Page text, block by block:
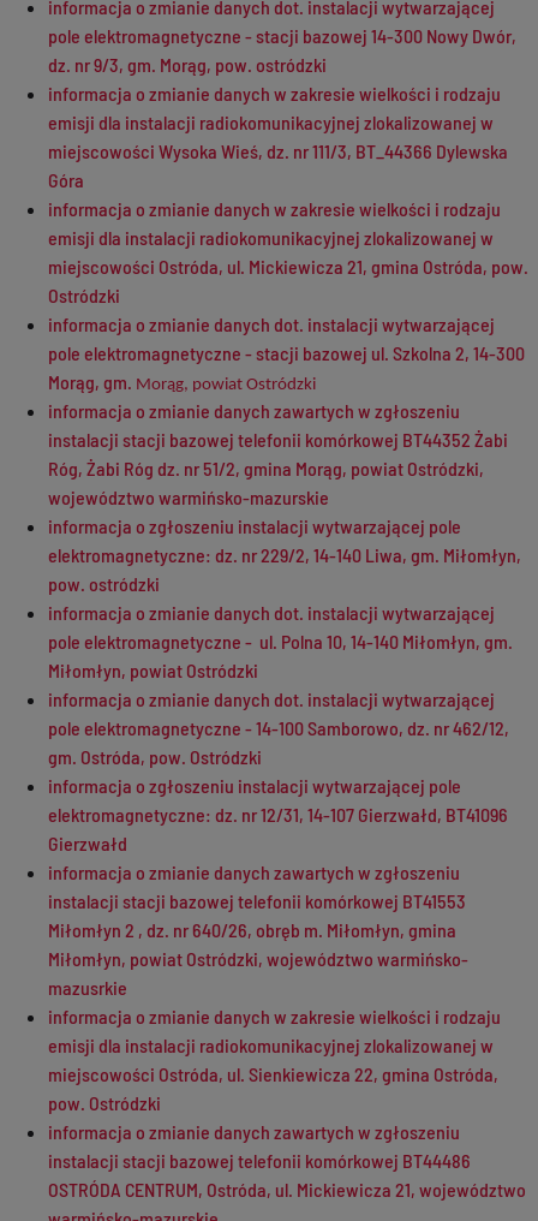
informacja o zmianie danych dot. instalacji wytwarzającej
pole elektromagnetyczne - stacji bazowej 14-300 Nowy Dwór,
dz. nr 9/3, gm. Morąg, pow. ostródzki
informacja o zmianie danych w zakresie wielkości i rodzaju
emisji dla instalacji radiokomunikacyjnej zlokalizowanej w
miejscowości Wysoka Wieś, dz. nr 111/3, BT_44366 Dylewska
Góra
informacja o zmianie danych w zakresie wielkości i rodzaju
emisji dla instalacji radiokomunikacyjnej zlokalizowanej w
miejscowości Ostróda, ul. Mickiewicza 21, gmina Ostróda, pow.
Ostródzki
informacja o zmianie danych dot. instalacji wytwarzającej
pole elektromagnetyczne - stacji bazowej ul. Szkolna 2, 14-300
Morąg, gm. Morąg, powiat Ostródzki
informacja o zmianie danych zawartych w zgłoszeniu
instalacji stacji bazowej telefonii komórkowej BT44352 Żabi
Róg, Żabi Róg dz. nr 51/2, gmina Morąg, powiat Ostródzki,
województwo warmińsko-mazurskie
informacja o zgłoszeniu instalacji wytwarzającej pole
elektromagnetyczne: dz. nr 229/2, 14-140 Liwa, gm. Miłomłyn,
pow. ostródzki
informacja o zmianie danych dot. instalacji wytwarzającej
pole elektromagnetyczne - ul. Polna 10, 14-140 Miłomłyn, gm.
Miłomłyn, powiat Ostródzki
informacja o zmianie danych dot. instalacji wytwarzającej
pole elektromagnetyczne - 14-100 Samborowo, dz. nr 462/12,
gm. Ostróda, pow. Ostródzki
informacja o zgłoszeniu instalacji wytwarzającej pole
elektromagnetyczne: dz. nr 12/31, 14-107 Gierzwałd, BT41096
Gierzwałd
informacja o zmianie danych zawartych w zgłoszeniu
instalacji stacji bazowej telefonii komórkowej BT41553
Miłomłyn 2 , dz. nr 640/26, obręb m. Miłomłyn, gmina
Miłomłyn, powiat Ostródzki, województwo warmińsko-
mazusrkie
informacja o zmianie danych w zakresie wielkości i rodzaju
emisji dla instalacji radiokomunikacyjnej zlokalizowanej w
miejscowości Ostróda, ul. Sienkiewicza 22, gmina Ostróda,
pow. Ostródzki
informacja o zmianie danych zawartych w zgłoszeniu
instalacji stacji bazowej telefonii komórkowej BT44486
OSTRÓDA CENTRUM, Ostróda, ul. Mickiewicza 21, województwo